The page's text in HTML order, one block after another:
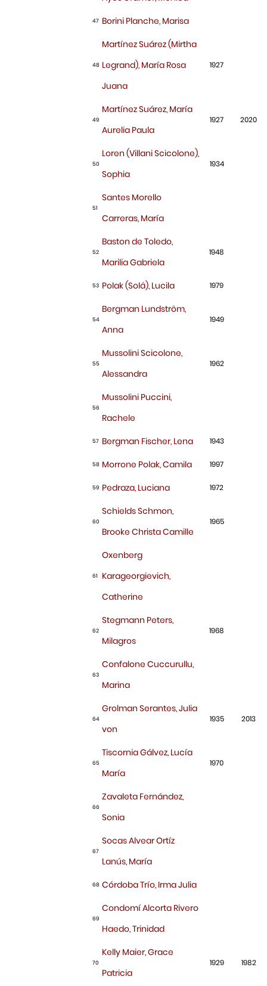
47 Borini Planche, Marisa
48
Martínez Suárez (Mirtha
Legrand), María Rosa
Juana
1927
49
Martínez Suárez, María
Aurelia Paula
1927 2020
50
Loren (Villani Scicolone),
Sophia
1934
51
Santes Morello
Carreras, María
52
Baston de Toledo,
Marilia Gabriela
1948
53 Polak (Solá), Lucila 1979
54
Bergman Lundström,
Anna
1949
55
Mussolini Scicolone,
Alessandra
1962
56
Mussolini Puccini,
Rachele
57 Bergman Fischer, Lena 1943
58 Morrone Polak, Camila 1997
59 Pedraza, Luciana 1972
60
Schields Schmon,
Brooke Christa Camille
1965
61
Oxenberg
Karageorgievich,
Catherine
62
Stegmann Peters,
Milagros
1968
63
Confalone Cuccurullu,
Marina
64
Grolman Serantes, Julia
von
1935 2013
65
Tiscornia Gálvez, Lucía
María
1970
66
Zavaleta Fernández,
Sonia
67
Socas Alvear Ortíz
Lanús, María
68 Córdoba Trío, Irma Julia
69
Condomí Alcorta Rivero
Haedo, Trinidad
70
Kelly Maier, Grace
Patricia
1929 1982